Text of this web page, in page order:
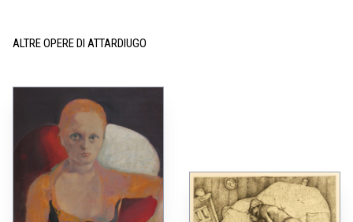
ALTRE OPERE DI ATTARDIUGO